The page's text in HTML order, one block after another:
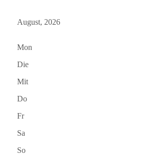
August, 2026
Mon
Die
Mit
Do
Fr
Sa
So